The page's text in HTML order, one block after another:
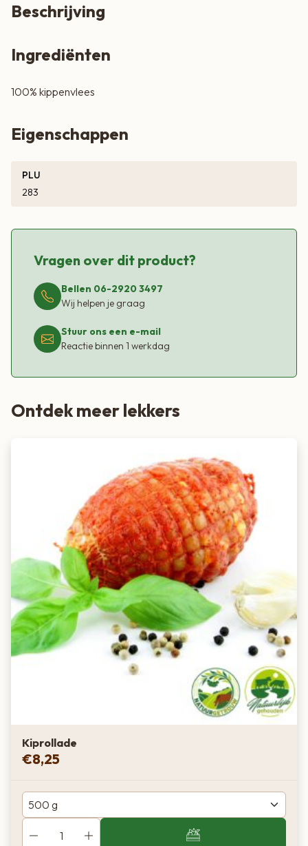
Beschrijving
Ingrediënten
100% kippenvlees
Eigenschappen
PLU
283
Vragen over dit product?
Bellen 06-2920 3497
Wij helpen je graag
Stuur ons een e-mail
Reactie binnen 1 werkdag
Ontdek meer lekkers
Kiprollade
€8,25